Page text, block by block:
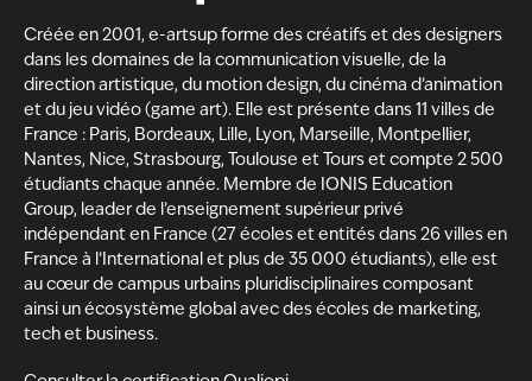
Créée en 2001, e-artsup forme des créatifs et des designers
dans les domaines de la communication visuelle, de la
direction artistique, du motion design, ducinéma d’animation
et du jeu vidéo (game art). Elle est présente dans 11 villes de
France : Paris, Bordeaux, Lille, Lyon, Marseille, Montpellier,
Nantes, Nice, Strasbourg, Toulouse etTourset compte 2 500
étudiants chaque année. Membre de IONIS Education
Group, leader de l’enseignement supérieur privé
indépendant en France (27 écoles et entités dans 26 villes en
France à l’International et plus de 35 000 étudiants), elle est
au cœur de campus urbains pluridisciplinaires composant
ainsi un écosystème global avec des écoles de marketing,
tech et business.